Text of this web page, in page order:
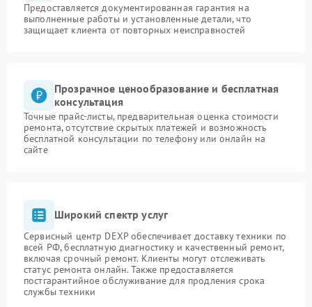
Предоставляется документированная гарантия на
выполненные работы и установленные детали, что
защищает клиента от повторных неисправностей
Прозрачное ценообразование и бесплатная
консультация
Точные прайс-листы, предварительная оценка стоимости
ремонта, отсутствие скрытых платежей и возможность
бесплатной консультации по телефону или онлайн на
сайте
Широкий спектр услуг
Сервисный центр DEXP обеспечивает доставку техники по
всей РФ, бесплатную диагностику и качественный ремонт,
включая срочный ремонт. Клиенты могут отслеживать
статус ремонта онлайн. Также предоставляется
постгарантийное обслуживание для продления срока
службы техники